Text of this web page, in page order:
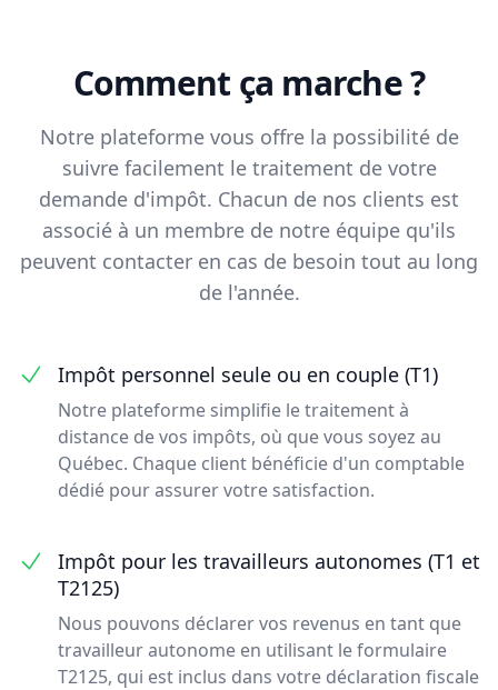
Comment ça marche ?
Notre plateforme vous offre la possibilité de
suivre facilement le traitement de votre
demande d'impôt. Chacun de nos clients est
associé à un membre de notre équipe qu'ils
peuvent contacter en cas de besoin tout au long
de l'année.
Impôt personnel seule ou en couple (T1)
Notre plateforme simplifie le traitement à
distance de vos impôts, où que vous soyez au
Québec. Chaque client bénéficie d'un comptable
dédié pour assurer votre satisfaction.
Impôt pour les travailleurs autonomes (T1 et
T2125)
Nous pouvons déclarer vos revenus en tant que
travailleur autonome en utilisant le formulaire
T2125, qui est inclus dans votre déclaration fiscale